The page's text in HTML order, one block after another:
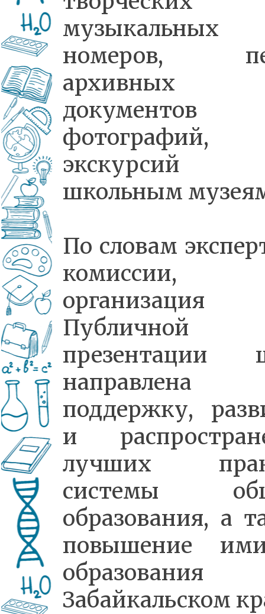
музыкальных
номеров,
архивных
фотографий,
школьным
По словам
комиссии,
организация
Публичной
презентации
поддержку,
и
лучших
системы
образования, а
повышение
Забайкальском